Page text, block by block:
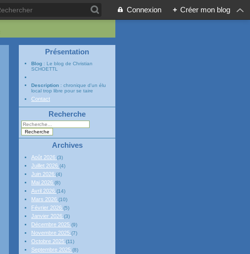
Connexion + Créer mon blog
Présentation
Blog : Le blog de Christian
SCHOETTL
Description : chronique d'un élu
local trop libre pour se taire
Contact
Recherche
Archives
Août 2026 (3)
Juillet 2026 (4)
Juin 2026 (4)
Mai 2026 (8)
Avril 2026 (14)
Mars 2026 (10)
Février 2026 (5)
Janvier 2026 (3)
Décembre 2025 (9)
Novembre 2025 (7)
Octobre 2025 (11)
Septembre 2025 (8)